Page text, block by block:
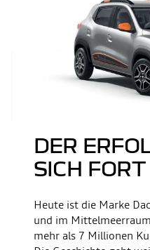
DER
SICH FORT
Heute ist die Marke
und im
mehr als 7 Millionen